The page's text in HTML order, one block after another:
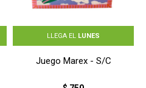
LLEGA EL LUNES
Juego Marex - S/C